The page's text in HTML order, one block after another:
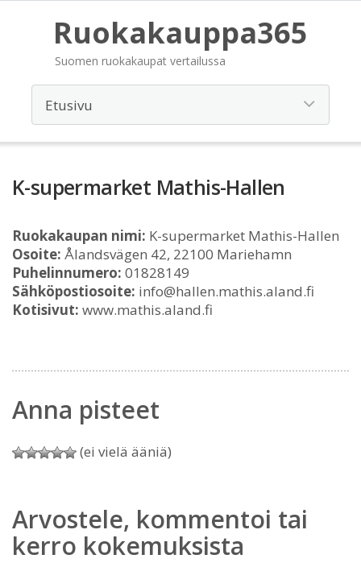
Ruokakauppa365
Suomen ruokakaupat vertailussa
K-supermarket Mathis-Hallen
Ruokakaupan nimi: K-supermarket Mathis-Hallen
Osoite: Ålandsvägen 42, 22100 Mariehamn
Puhelinnumero: 01828149
Sähköpostiosoite: info@hallen.mathis.aland.fi
Kotisivut: www.mathis.aland.fi
Anna pisteet
(ei vielä ääniä)
Arvostele, kommentoi tai
kerro kokemuksista